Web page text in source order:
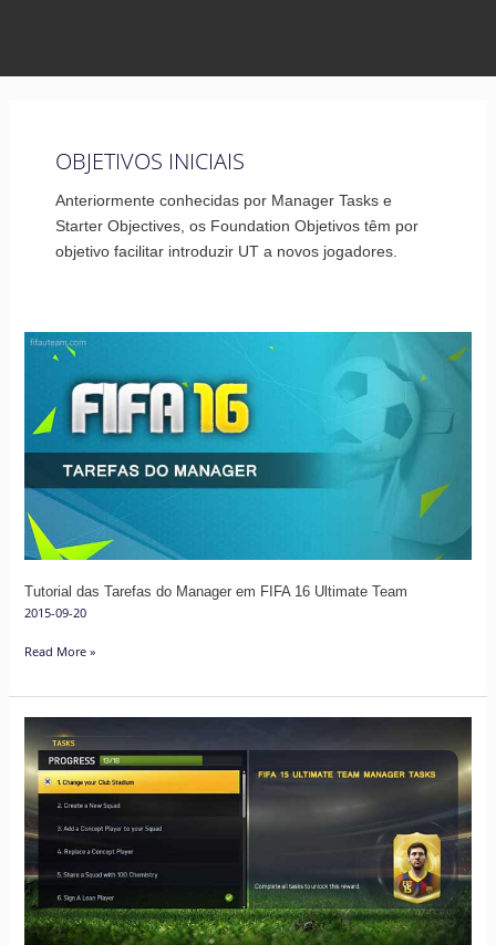
OBJETIVOS INICIAIS
Anteriormente conhecidas por Manager Tasks e
Starter Objectives, os Foundation Objetivos têm por
objetivo facilitar introduzir UT a novos jogadores.
Tutorial das Tarefas do Manager em FIFA 16 Ultimate Team
2015-09-20
Tutorial
do
FIFA
16
Ultimate
Read More »
Básico
das
Manager
Tasks
em
FIFA
15
Ultimate